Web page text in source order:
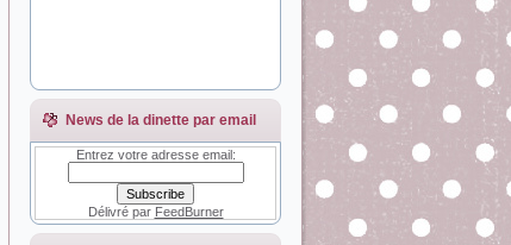
News de la dinette par email
Entrez votre adresse email:
Délivré par FeedBurner